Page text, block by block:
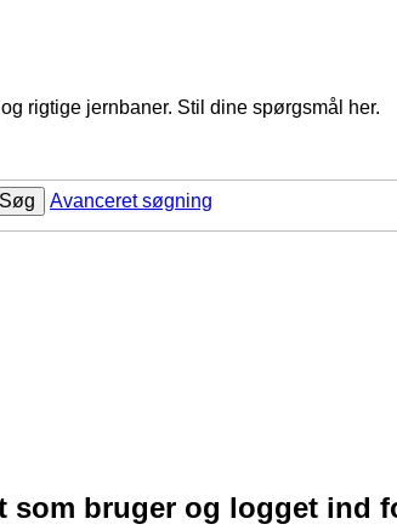
rigtige jernbaner. Stil dine spørgsmål her.
Søg Avanceret søgning
som bruger og logget ind